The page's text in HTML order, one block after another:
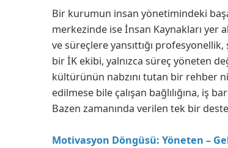
Bir kurumun insan yönetimindeki
merkezinde ise İnsan Kaynakları yer
ve süreçlere yansıttığı
bir İK ekibi, yalnızca süreç yöneten
kültürünün nabzını tutan bir rehber
edilmese bile çalışan bağlılığına, iş
Bazen zamanında verilen tek bir
Motivasyon Döngüsü: Yöneten –